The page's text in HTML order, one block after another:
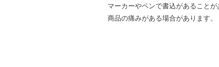
マーカーやペンで書込があることが
商品の痛みがある場合があります。